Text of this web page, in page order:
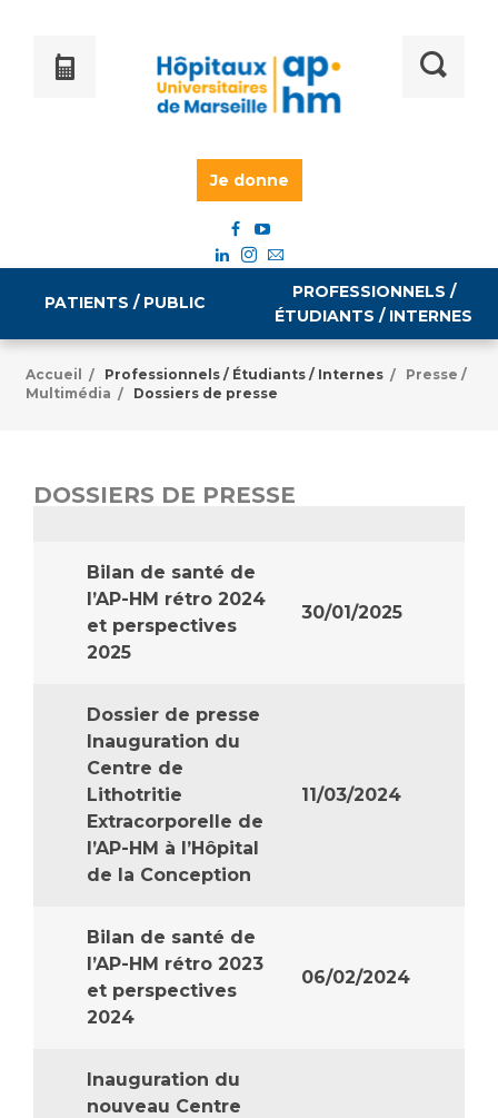
Je donne
PATIENTS / PUBLIC
Informations pratiques
Tarifs
Vous allez être hospitalisé(e)
Vous avez un examen d'imagerie ou de radiologie
à réaliser
Vous avez une analyse à réaliser
myaphm, votre espace santé en ligne
Infos COVID-19
Vivre ensemble à l'hôpital
Culture à l'hôpital
Les associations
Livret d'accueil
Salon des familles
Vos droits, vos devoirs
PROFESSIONNELS /
ÉTUDIANTS / INTERNES
Égalité professionnelle
Emploi / formation
Emplois administratifs
Emplois médicaux
Espace Formation
Emplois techniques et médico-techniques
Emplois divers
Emplois socio-éducatifs
Statuts
Stages paramédicaux
La recherche clinique à l'AP-HM
Les structures de recherche
Écoles et Instituts de Formation
Accueil / Professionnels / Étudiants / Internes /
Presse /
Multimédia / Dossiers de presse
DOSSIERS DE PRESSE
Bilan de santé de
l’AP-HM rétro 2024
et perspectives
2025
30/01/2025
Dossier de presse
Inauguration du
Centre de
Lithotritie
Extracorporelle de
l’AP-HM à l’Hôpital
de la Conception
11/03/2024
Bilan de santé de
l’AP-HM rétro 2023
et perspectives
2024
06/02/2024
Inauguration du
nouveau Centre